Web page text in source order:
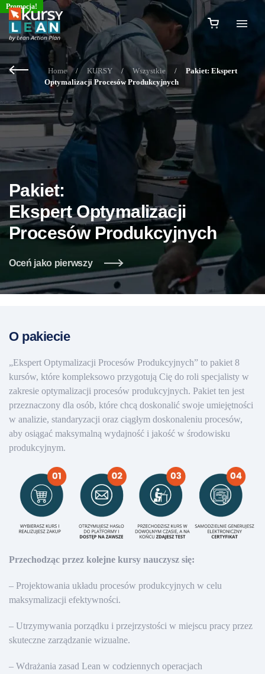
Promocja!
Home / KURSY / Wszystkie /
Pakiet: Ekspert
Optymalizacji Procesów Produkcyjnych
Pakiet:
Ekspert Optymalizacji
Procesów Produkcyjnych
Oceń jako pierwszy
O pakiecie
„Ekspert Optymalizacji Procesów Produkcyjnych” to pakiet 8
kursów, które kompleksowo przygotują Cię do roli specjalisty w
zakresie optymalizacji procesów produkcyjnych. Pakiet ten jest
przeznaczony dla osób, które chcą doskonalić swoje umiejętności
w analizie, standaryzacji oraz ciągłym doskonaleniu procesów,
aby osiągać maksymalną wydajność i jakość w środowisku
produkcyjnym.
Przechodząc przez kolejne kursy nauczysz się:
– Projektowania układu procesów produkcyjnych w celu
maksymalizacji efektywności.
– Utrzymywania porządku i przejrzystości w miejscu pracy przez
skuteczne zarządzanie wizualne.
– Wdrażania zasad Lean w codziennych operacjach